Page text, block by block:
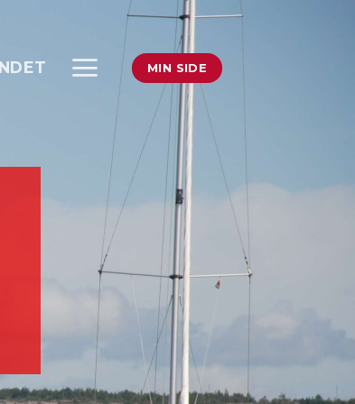
MIN SIDE